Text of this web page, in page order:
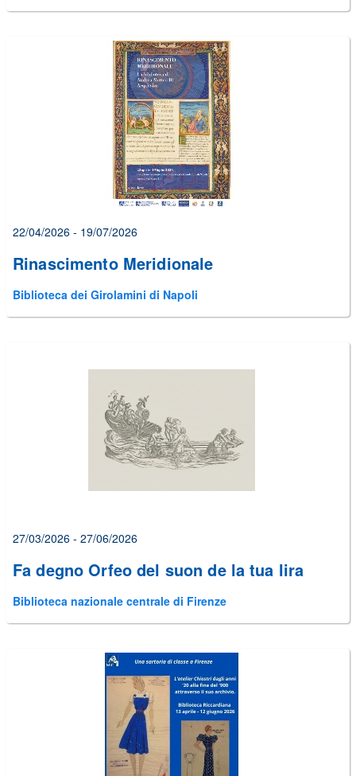
22/04/2026 - 19/07/2026
Rinascimento Meridionale
Biblioteca dei Girolamini di Napoli
27/03/2026 - 27/06/2026
Fa degno Orfeo del suon de la tua lira
Biblioteca nazionale centrale di Firenze